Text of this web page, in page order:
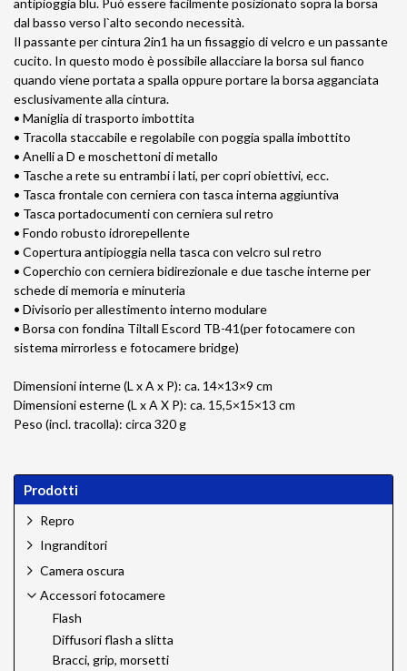
dal basso verso l`alto secondo necessità.
Il passante per cintura 2in1 ha un fissaggio di velcro e un passante
cucito. In questo modo è possibile allacciare la borsa sul fianco
quando viene portata a spalla oppure portare la borsa agganciata
esclusivamente alla cintura.
• Maniglia di trasporto imbottita
• Tracolla staccabile e regolabile con poggia spalla imbottito
• Anelli a D e moschettoni di metallo
• Tasche a rete su entrambi i lati, per copri obiettivi, ecc.
• Tasca frontale con cerniera con tasca interna aggiuntiva
• Tasca portadocumenti con cerniera sul retro
• Fondo robusto idrorepellente
• Copertura antipioggia nella tasca con velcro sul retro
• Coperchio con cerniera bidirezionale e due tasche interne per
schede di memoria e minuteria
• Divisorio per allestimento interno modulare
• Borsa con fondina Tiltall Escord TB-41(per fotocamere con
sistema mirrorless e fotocamere bridge)
Dimensioni interne (L x A x P): ca. 14×13×9 cm
Dimensioni esterne (L x A X P): ca. 15,5×15×13 cm
Peso (incl. tracolla): circa 320 g
Prodotti
Repro
Ingranditori
Camera oscura
Accessori fotocamere
Flash
Diffusori flash a slitta
Bracci, grip, morsetti